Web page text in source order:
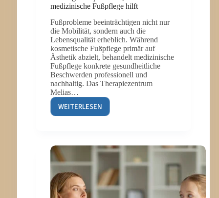
medizinische Fußpflege hilft
Fußprobleme beeinträchtigen nicht nur
die Mobilität, sondern auch die
Lebensqualität erheblich. Während
kosmetische Fußpflege primär auf
Ästhetik abzielt, behandelt medizinische
Fußpflege konkrete gesundheitliche
Beschwerden professionell und
nachhaltig. Das Therapiezentrum
Melias…
WEITERLESEN
8
ENEN M
EDIZINISCHE F
USSPFLEGE HI
LFT